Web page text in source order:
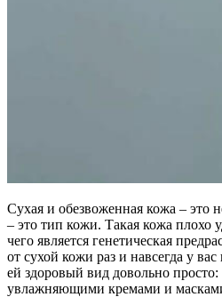
Сухая и обезвоженная кожа – это
– это тип кожи. Такая кожа плохо
чего является генетическая
от сухой кожи раз и навсегда у
ей здоровый вид довольно просто:
увлажняющими кремами и